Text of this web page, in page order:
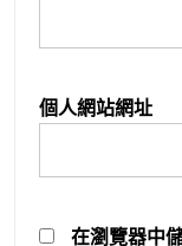
個人網站網址
在瀏覽器中